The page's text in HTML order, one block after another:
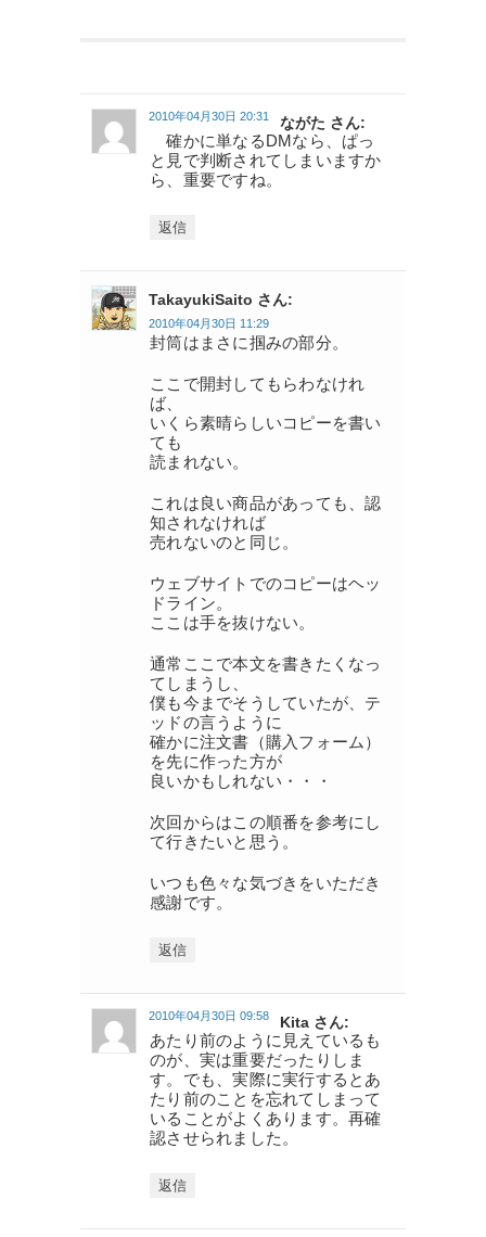
ながた さん:
2010年04月30日 20:31
確かに単なるDMなら、ぱっ
と見で判断されてしまいますか
ら、重要ですね。
返信
TakayukiSaito さん:
2010年04月30日 11:29
封筒はまさに掴みの部分。
ここで開封してもらわなけれ
ば、
いくら素晴らしいコピーを書い
ても
読まれない。
これは良い商品があっても、認
知されなければ
売れないのと同じ。
ウェブサイトでのコピーはヘッ
ドライン。
ここは手を抜けない。
通常ここで本文を書きたくなっ
てしまうし、
僕も今までそうしていたが、テ
ッドの言うように
確かに注文書（購入フォーム）
を先に作った方が
良いかもしれない・・・
次回からはこの順番を参考にし
て行きたいと思う。
いつも色々な気づきをいただき
感謝です。
返信
Kita さん:
2010年04月30日 09:58
あたり前のように見えているも
のが、実は重要だったりしま
す。でも、実際に実行するとあ
たり前のことを忘れてしまって
いることがよくあります。再確
認させられました。
返信